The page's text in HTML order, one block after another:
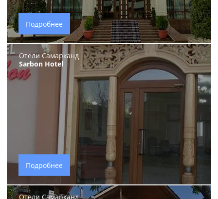
Подробнее
Отели Самарканд
Sarbon Hotel
Подробнее
Отели Самарканд